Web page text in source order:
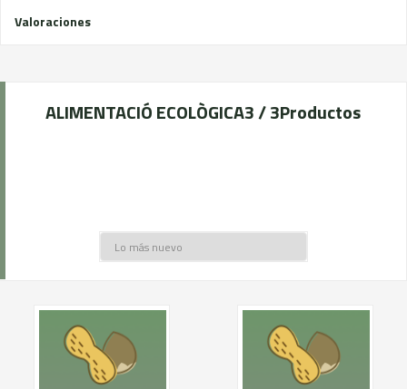
Valoraciones
ALIMENTACIÓ ECOLÒGICA3 / 3Productos